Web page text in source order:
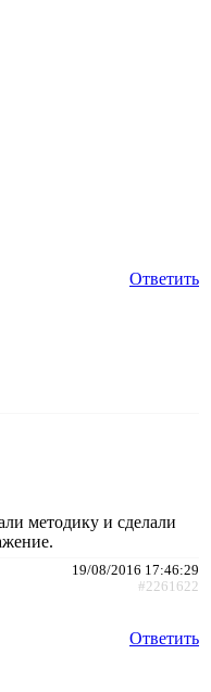
Ответить
методику и сделали
19/08/2016 17:46:29
#2261622
Ответить